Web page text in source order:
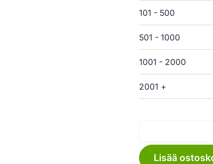
101 - 500
501 - 1000
1001 - 2000
2001 +
Lisää